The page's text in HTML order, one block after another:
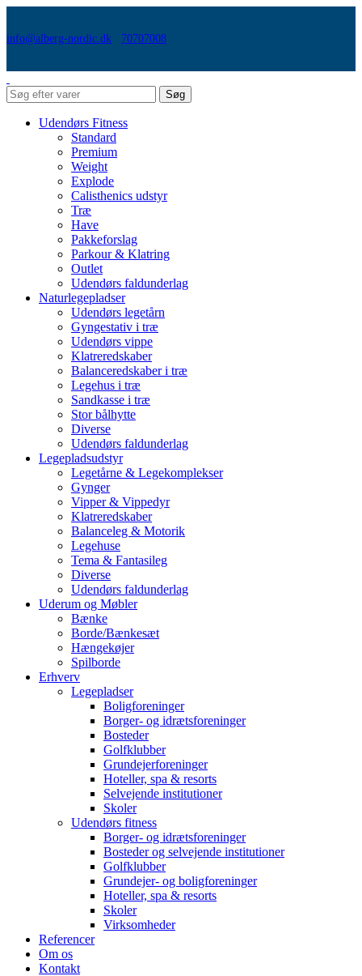
info@alberg-nordic.dk 70707008
Søg
Udendørs Fitness
Standard
Premium
Weight
Explode
Calisthenics udstyr
Træ
Have
Pakkeforslag
Parkour & Klatring
Outlet
Udendørs faldunderlag
Naturlegepladser
Udendørs legetårn
Gyngestativ i træ
Udendørs vippe
Klatreredskaber
Balanceredskaber i træ
Legehus i træ
Sandkasse i træ
Stor bålhytte
Diverse
Udendørs faldunderlag
Legepladsudstyr
Legetårne & Legekomplekser
Gynger
Vipper & Vippedyr
Klatreredskaber
Balanceleg & Motorik
Legehuse
Tema & Fantasileg
Diverse
Udendørs faldunderlag
Uderum og Møbler
Bænke
Borde/Bænkesæt
Hængekøjer
Spilborde
Erhverv
Legepladser
Boligforeninger
Borger- og idrætsforeninger
Bosteder
Golfklubber
Grundejerforeninger
Hoteller, spa & resorts
Selvejende institutioner
Skoler
Udendørs fitness
Borger- og idrætsforeninger
Bosteder og selvejende institutioner
Golfklubber
Grundejer- og boligforeninger
Hoteller, spa & resorts
Skoler
Virksomheder
Referencer
Om os
Kontakt